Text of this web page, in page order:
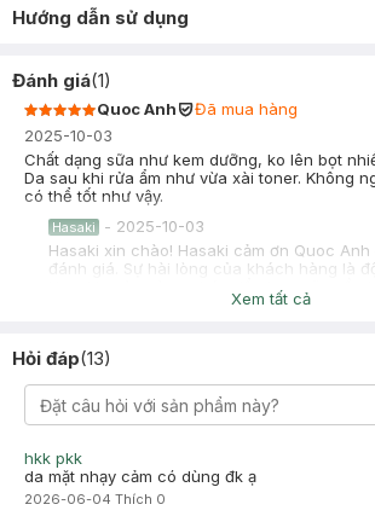
Hướng dẫn sử dụng
Đánh giá(1)
Quoc Anh
Đã mua hàng
2025-10-03
Chất dạng sữa như kem dưỡng, ko lên bọt
Da sau khi rửa ẩm như vừa xài toner. Không
có thể tốt như vậy.
Hasaki - 2025-10-03
Hasaki xin chào! Hasaki cảm ơn Quoc
đánh giá. Sự hài lòng của khách hàng là
Hasaki ngày càng phát triển hơn nữa về
Cảm ơn bạn đã tin tưởng và mua sắm tại
Xem tất cả
Hỏi đáp(13)
hkk pkk
da mặt nhạy cảm có dùng đk ạ
2026-06-04 Thích 0